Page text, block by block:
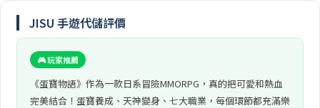
JISU 手遊代儲評價
🎮 玩家推薦
《蛋寶物語》作為一款日系冒險MMORPG，真的把可愛和熱血
完美結合！蛋寶養成、天神變身、七大職業，每個環節都充滿樂